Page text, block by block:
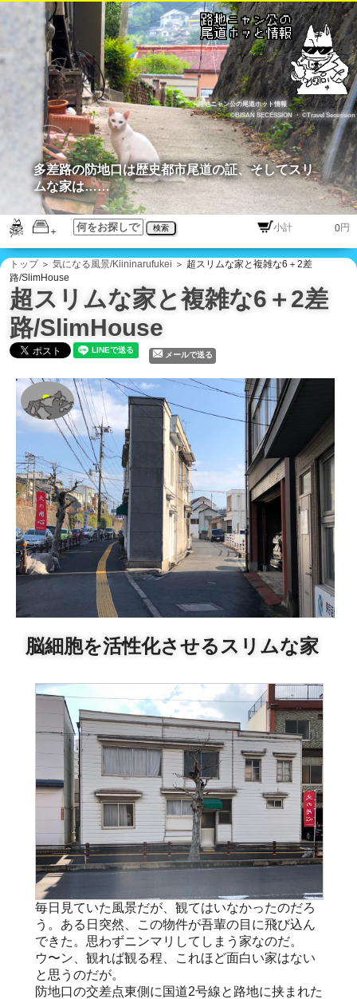
路地ニャン公の尾道ホット情報
©BISAN SECESSION
・©Travel Secession
検索 円
多差路の防地口は歴史都市尾道の証、そしてスリ
ムな家は……
トップ＞ 気になる風景/Kiininarufukei ＞ 超スリムな家と複雑な6＋2差
路/SlimHouse
超スリムな家と複雑な6＋2差
路/SlimHouse
メールで送る
脳細胞を活性化させるスリムな家
毎日見ていた風景だが、観てはいなかったのだろ
う。ある日突然、この物件が吾輩の目に飛び込ん
できた。思わずニンマリしてしまう家なのだ。
ウ〜ン、観れば観る程、これほど面白い家はない
と思うのだが。
防地口の交差点東側に国道2号線と路地に挟まれた